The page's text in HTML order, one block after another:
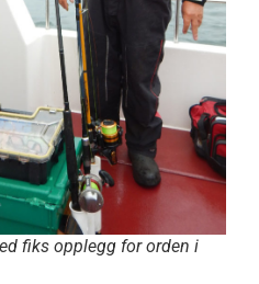
fiks opplegg for orden i